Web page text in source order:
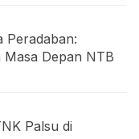
Peradaban:
Depan NTB
Palsu di